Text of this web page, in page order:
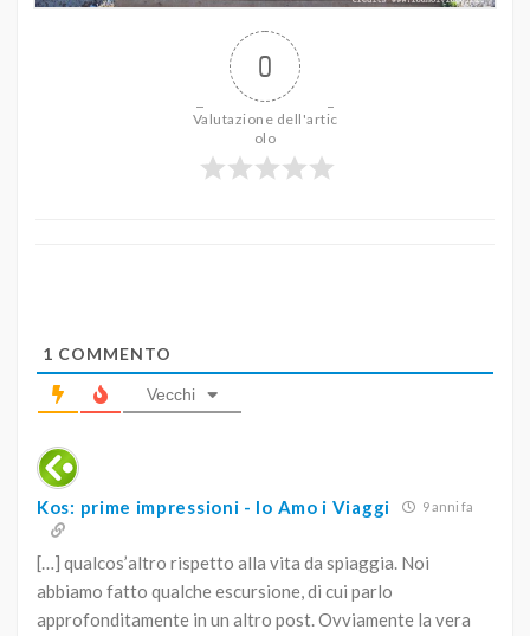
0
Valutazione dell'artic
olo
1 COMMENTO
Vecchi
Kos: prime impressioni - Io Amo i Viaggi 9 anni fa
[…] qualcos’altro rispetto alla vita da spiaggia. Noi
abbiamo fatto qualche escursione, di cui parlo
approfonditamente in un altro post. Ovviamente la vera